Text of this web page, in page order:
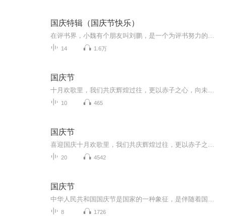
国庆特辑（国庆节快乐）
14 1.6万
国庆节
10 465
国庆节
20 4542
国庆节
8 1726